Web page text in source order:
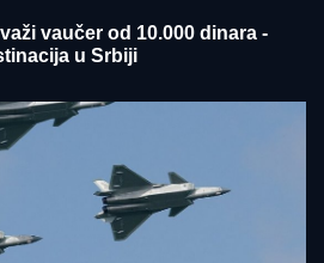
vaučer od 10.000 dinara -
u Srbiji